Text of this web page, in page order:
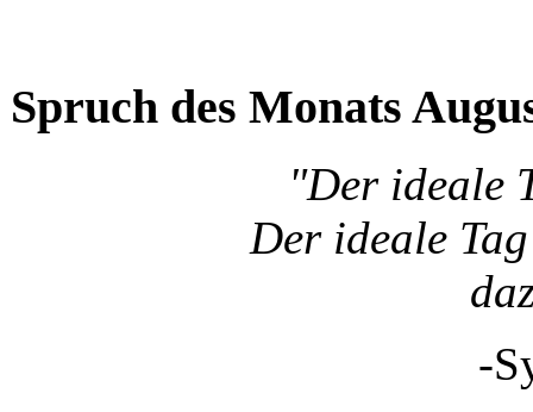
Spruch des Monats
"Der ideale
Der ideale
-